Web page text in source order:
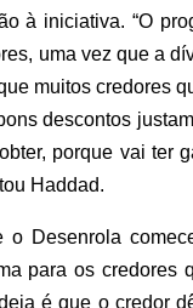
à iniciativa. “O
uma vez que a
muitos credores
descontos
porque vai ter
Haddad.
o Desenrola
para os credores
é que o credor